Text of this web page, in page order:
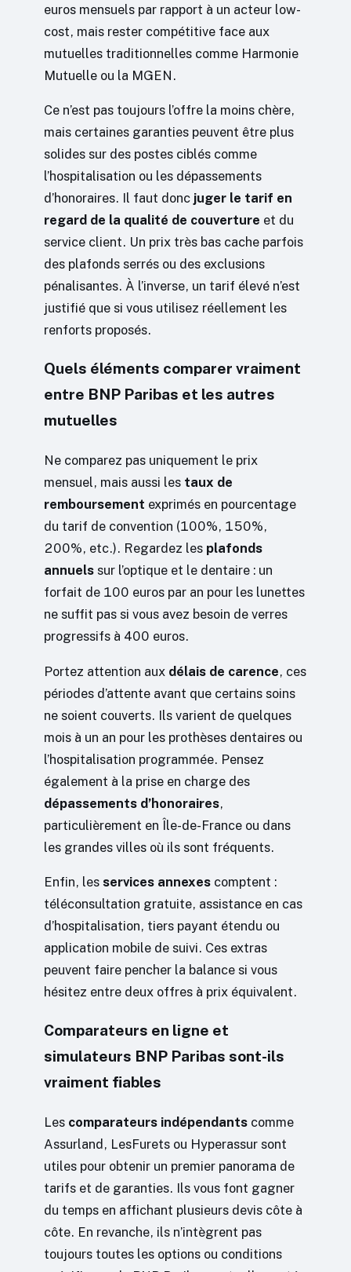
euros mensuels par rapport à un acteur low-
cost, mais rester compétitive face aux
mutuelles traditionnelles comme Harmonie
Mutuelle ou la MGEN.
Ce n’est pas toujours l’offre la moins chère,
mais certaines garanties peuvent être plus
solides sur des postes ciblés comme
l’hospitalisation ou les dépassements
d’honoraires. Il faut donc juger le tarif en
regard de la qualité de couverture et du
service client. Un prix très bas cache parfois
des plafonds serrés ou des exclusions
pénalisantes. À l’inverse, un tarif élevé n’est
justifié que si vous utilisez réellement les
renforts proposés.
Quels éléments comparer vraiment
entre BNP Paribas et les autres
mutuelles
Ne comparez pas uniquement le prix
mensuel, mais aussi les taux de
remboursement exprimés en pourcentage
du tarif de convention (100%, 150%,
200%, etc.). Regardez les plafonds
annuels sur l’optique et le dentaire : un
forfait de 100 euros par an pour les lunettes
ne suffit pas si vous avez besoin de verres
progressifs à 400 euros.
Portez attention aux délais de carence, ces
périodes d’attente avant que certains soins
ne soient couverts. Ils varient de quelques
mois à un an pour les prothèses dentaires ou
l’hospitalisation programmée. Pensez
également à la prise en charge des
dépassements d’honoraires,
particulièrement en Île-de-France ou dans
les grandes villes où ils sont fréquents.
Enfin, les services annexes comptent :
téléconsultation gratuite, assistance en cas
d’hospitalisation, tiers payant étendu ou
application mobile de suivi. Ces extras
peuvent faire pencher la balance si vous
hésitez entre deux offres à prix équivalent.
Comparateurs en ligne et
simulateurs BNP Paribas sont-ils
vraiment fiables
Les comparateurs indépendants comme
Assurland, LesFurets ou Hyperassur sont
utiles pour obtenir un premier panorama de
tarifs et de garanties. Ils vous font gagner
du temps en affichant plusieurs devis côte à
côte. En revanche, ils n’intègrent pas
toujours toutes les options ou conditions